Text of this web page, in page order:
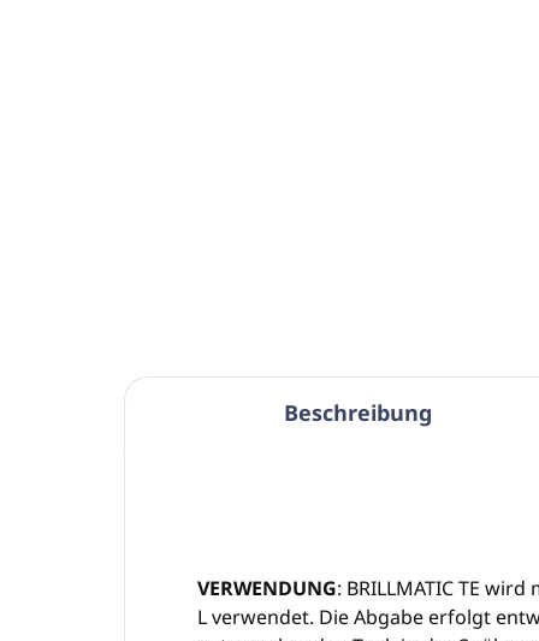
Beschreibung
VERWENDUNG: BRILLMATIC TE
L verwendet. Die Abgabe erfolgt